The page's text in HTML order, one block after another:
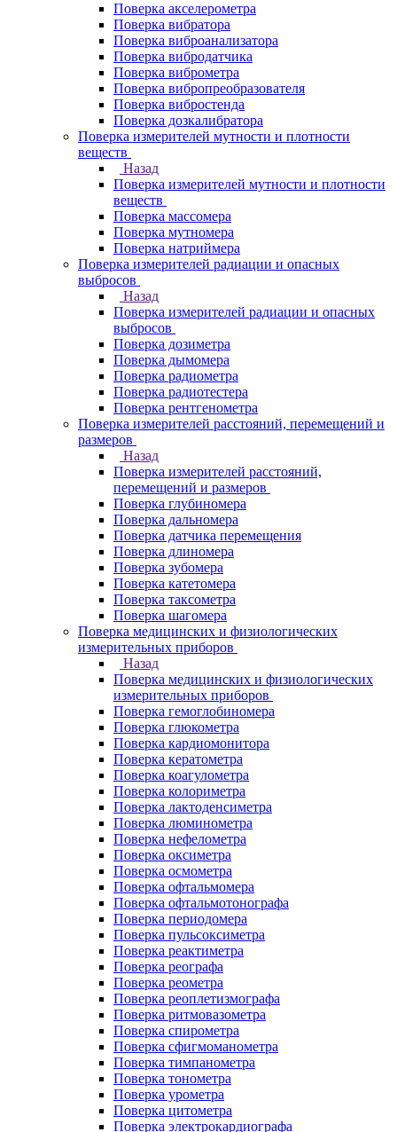
Поверка акселерометра
Поверка вибратора
Поверка виброанализатора
Поверка вибродатчика
Поверка виброметра
Поверка вибропреобразователя
Поверка вибростенда
Поверка дозкалибратора
Поверка измерителей мутности и плотности
веществ
Назад
Поверка измерителей мутности и плотности
веществ
Поверка массомера
Поверка мутномера
Поверка натриймера
Поверка измерителей радиации и опасных
выбросов
Назад
Поверка измерителей радиации и опасных
выбросов
Поверка дозиметра
Поверка дымомера
Поверка радиометра
Поверка радиотестера
Поверка рентгенометра
Поверка измерителей расстояний, перемещений и
размеров
Назад
Поверка измерителей расстояний,
перемещений и размеров
Поверка глубиномера
Поверка дальномера
Поверка датчика перемещения
Поверка длиномера
Поверка зубомера
Поверка катетомера
Поверка таксометра
Поверка шагомера
Поверка медицинских и физиологических
измерительных приборов
Назад
Поверка медицинских и физиологических
измерительных приборов
Поверка гемоглобиномера
Поверка глюкометра
Поверка кардиомонитора
Поверка кератометра
Поверка коагулометра
Поверка колориметра
Поверка лактоденсиметра
Поверка люминометра
Поверка нефелометра
Поверка оксиметра
Поверка осмометра
Поверка офтальмомера
Поверка офтальмотонографа
Поверка периодомера
Поверка пульсоксиметра
Поверка реактиметра
Поверка реографа
Поверка реометра
Поверка реоплетизмографа
Поверка ритмовазометра
Поверка спирометра
Поверка сфигмоманометра
Поверка тимпанометра
Поверка тонометра
Поверка урометра
Поверка цитометра
Поверка электрокардиографа